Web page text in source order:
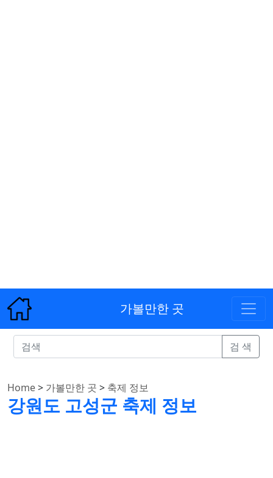
가볼만한 곳
검 색
Home> 가볼만한 곳 > 축제 정보
강원도 고성군 축제 정보